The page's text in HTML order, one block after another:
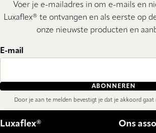
Voer je e-mailadres in om e-mails en
Luxaflex® te ontvangen en als eerste op
onze nieuwste producten en
E-mail
ABONNEREN
Door je aan te melden bevestigt je dat je akkoord gaat
Luxaflex® Ons